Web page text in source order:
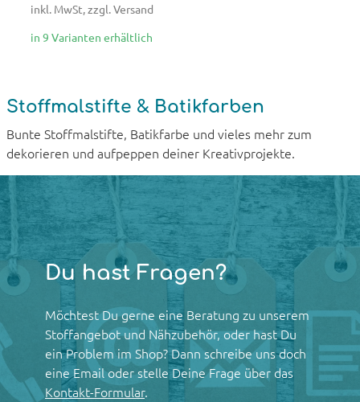
inkl. MwSt, zzgl. Versand
in 9 Varianten erhältlich
Stoffmalstifte & Batikfarben
Bunte Stoffmalstifte, Batikfarbe und vieles mehr zum
dekorieren und aufpeppen deiner Kreativprojekte.
Du hast Fragen?
Möchtest Du gerne eine Beratung zu unserem
Stoffangebot und Nähzubehör, oder hast Du
ein Problem im Shop? Dann schreibe uns doch
eine Email oder stelle Deine Frage über das
Kontakt-Formular.